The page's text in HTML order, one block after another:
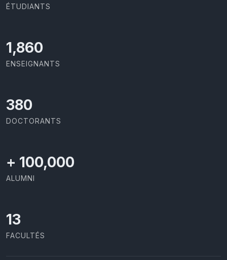
ÉTUDIANTS
1,973
ENSEIGNANTS
403
DOCTORANTS
+ 100,000
ALUMNI
13
FACULTÉS